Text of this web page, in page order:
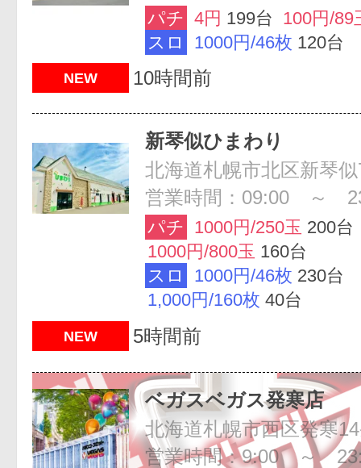
パチ 4円 199台 100円/89
スロ
1000円/46枚 120台
NEW 10時間前
新琴似ひまわり
営業時間：09:00 ～
パチ 1000円/250玉 200台
1000円/800玉 160台
スロ
1000円/46枚 230台
1,000円/160枚 40台
NEW 5時間前
ベガスベガス発寒店
北海道札幌市西区発寒
営業時間：9:00 ～